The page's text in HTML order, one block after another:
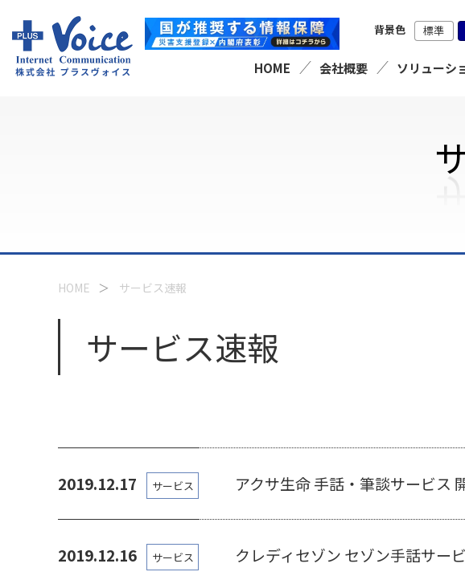
背景色 標準
HOME 会社概要 ソリューシ
HOME サービス速報
サービス速報
2019.12.17 サービス アクサ生命 手話・筆談サービス
2019.12.16 サービス クレディセゾン セゾン手話サー